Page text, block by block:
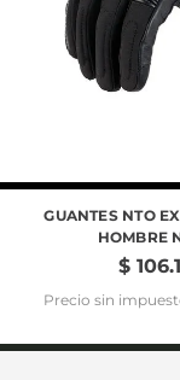
GUANTES NTO
HOMBRE
$ 106.
Precio sin